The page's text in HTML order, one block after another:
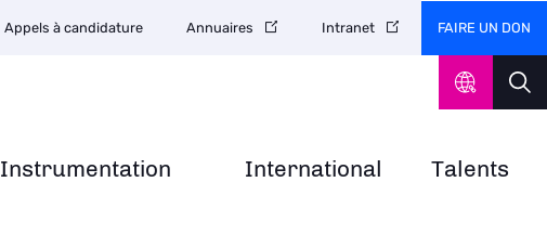
Instrumentation International Talents
Appels à candidature Annuaires Intranet FAIRE UN DON